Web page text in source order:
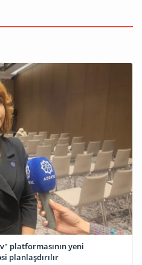
platformasının yeni
planlaşdırılır